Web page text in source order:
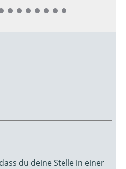
du deine Stelle in einer